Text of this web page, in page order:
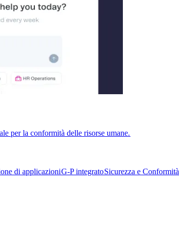
per la conformità delle risorse umane.​​
di applicazioni​​G-P integrato​​Sicurezza e Conformità​​